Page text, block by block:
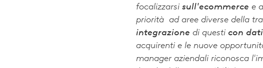
focalizzarsi sull'ecommerce e
priorità ad aree diverse della
integrazione di questi con
acquirenti e le nuove
manager aziendali riconosca